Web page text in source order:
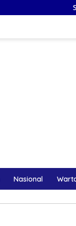
Suwardi Thahir
Nasional